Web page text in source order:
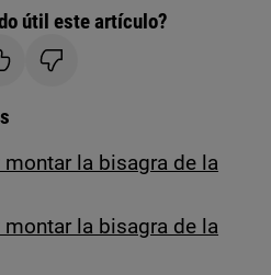
útil este artículo?
la bisagra de la
la bisagra de la